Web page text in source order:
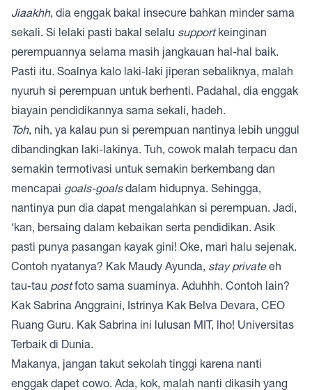
Jiaakhh, dia enggak bakal insecure bahkan minder sama
sekali. Si lelaki pasti bakal selalu supportkeinginan
perempuannya selama masih jangkauan hal-hal baik.
Pasti itu. Soalnya kalo laki-laki jiperan sebaliknya, malah
nyuruh si perempuan untuk berhenti. Padahal, dia enggak
biayain pendidikannya sama sekali, hadeh.
Toh, nih, ya kalau pun si perempuan nantinya lebih unggul
dibandingkan laki-lakinya. Tuh, cowok malah terpacu dan
semakin termotivasi untuk semakin berkembang dan
mencapai goals-goalsdalam hidupnya. Sehingga,
nantinya pun dia dapat mengalahkan si perempuan. Jadi,
‘kan, bersaing dalam kebaikan serta pendidikan. Asik
pasti punya pasangan kayak gini! Oke, mari halu sejenak.
Contoh nyatanya? Kak Maudy Ayunda, stay privateeh
tau-tau postfoto sama suaminya. Aduhhh. Contoh lain?
Kak Sabrina Anggraini, Istrinya Kak Belva Devara, CEO
Ruang Guru. Kak Sabrina ini lulusan MIT, lho! Universitas
Terbaik di Dunia.
Makanya, jangan takut sekolah tinggi karena nanti
enggak dapet cowo. Ada, kok, malah nanti dikasih yang